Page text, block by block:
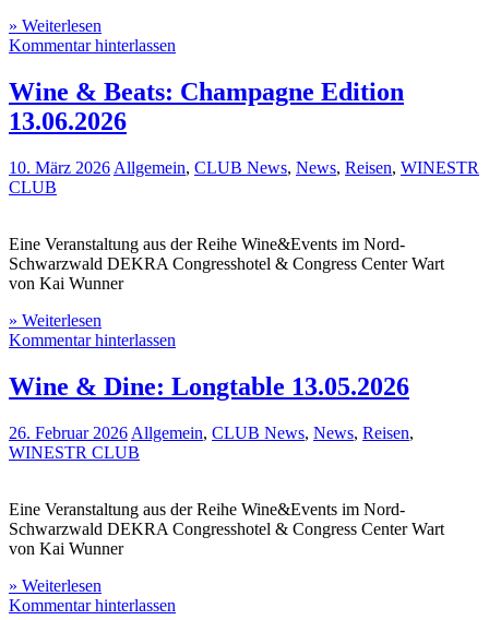
» Weiterlesen
Kommentar hinterlassen
Wine & Beats: Champagne Edition
13.06.2026
10. März 2026 Allgemein, CLUB News, News, Reisen, WINESTR
CLUB
Eine Veranstaltung aus der Reihe Wine&Events im Nord-
Schwarzwald DEKRA Congresshotel & Congress Center Wart
von Kai Wunner
» Weiterlesen
Kommentar hinterlassen
Wine & Dine: Longtable 13.05.2026
26. Februar 2026 Allgemein, CLUB News, News, Reisen,
WINESTR CLUB
Eine Veranstaltung aus der Reihe Wine&Events im Nord-
Schwarzwald DEKRA Congresshotel & Congress Center Wart
von Kai Wunner
» Weiterlesen
Kommentar hinterlassen